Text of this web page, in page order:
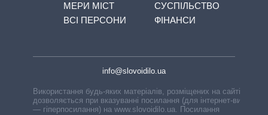
МЕРИ МІСТ
ВСІ ПЕРСОНИ
СУСПІЛЬСТВО
ФІНАНСИ
info@slovoidilo.ua
Використання будь-яких матеріалів, розміщених на сайті,
дозволяється при вказуванні посилання (для інтернет-видань
— гіперпосилання) на www.slovoidilo.ua. Посилання